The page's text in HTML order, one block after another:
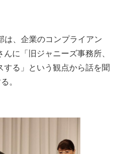
、企業のコンプライアン
に「旧ジャニーズ事務所、
る」という観点から話を聞
。